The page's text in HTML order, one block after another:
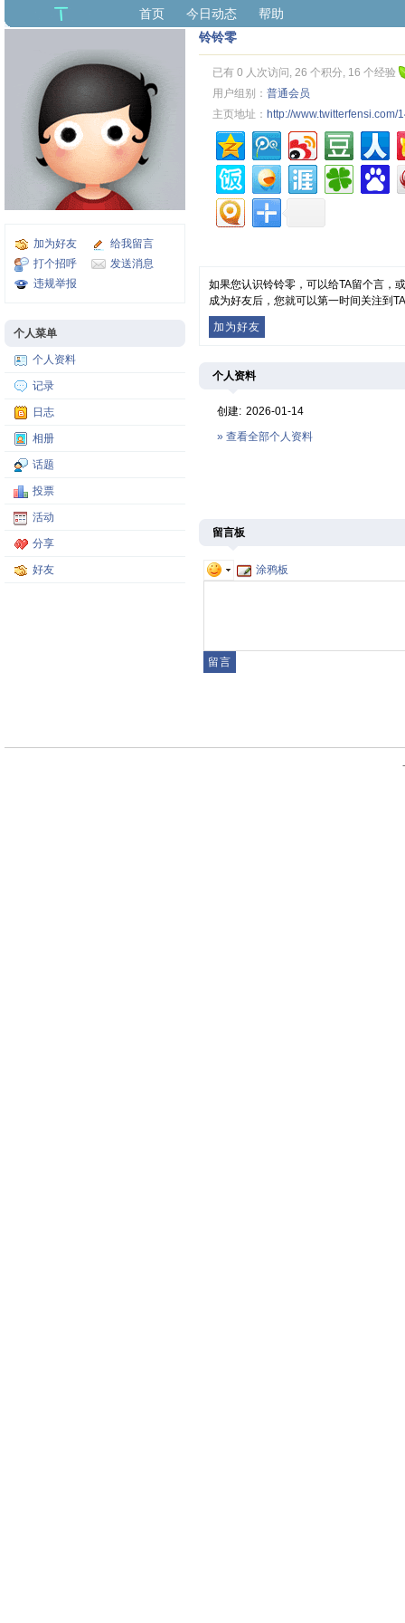
首页 今日动态 帮助
加为好友
给我留言
打个招呼
发送消息
违规举报
个人菜单
个人资料
记录
日志
相册
话题
投票
活动
分享
好友
铃铃零
已有 0 人次访问, 26 个积分, 16 个经验
用户组别： 普通会员
主页地址： http://www.twitterfensi.com/
如果您认识铃铃零，可以给TA留个言，
成为好友后，您就可以第一时间关注到
加为好友
个人资料
创建: 2026-01-14
» 查看全部个人资料
留言板
涂鸦板